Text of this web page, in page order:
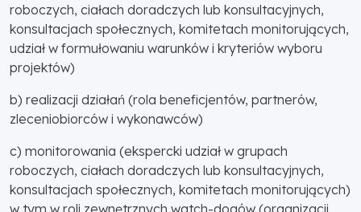
roboczych, ciałach doradczych lub konsultacyjnych,
konsultacjach społecznych, komitetach monitorujących,
udział w formułowaniu warunków i kryteriów wyboru
projektów)
b) realizacji działań (rola beneficjentów, partnerów,
zleceniobiorców i wykonawców)
c) monitorowania (ekspercki udział w grupach
roboczych, ciałach doradczych lub konsultacyjnych,
konsultacjach społecznych, komitetach monitorujących)
w tym w roli zewnętrznych watch-dogów (organizacji